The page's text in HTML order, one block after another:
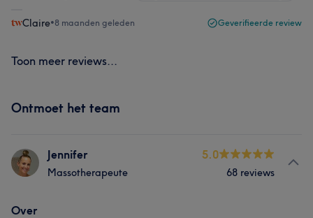
Claire•8 maanden geleden Geverifieerde review
Toon meer reviews...
Ontmoet het team
Jennifer
Massotherapeute
5.0
68 reviews
Over